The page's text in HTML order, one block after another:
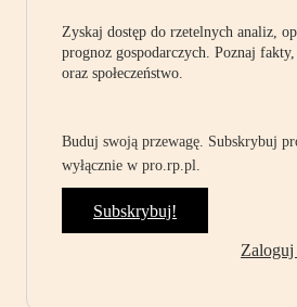
Zyskaj dostęp do rzetelnych analiz,
prognoz gospodarczych. Poznaj
oraz społeczeństwo.
Buduj swoją przewagę. Subskrybuj
wyłącznie w pro.rp.pl.
Subskrybuj!
Zaloguj